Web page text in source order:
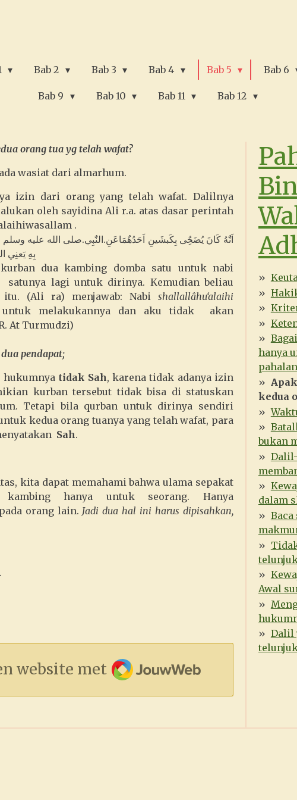
Bab 2 Bab 3 Bab 4 Bab 5 Bab 6
Bab 9 Bab 10 Bab 11 Bab 12
orang tua yg telah wafat?
wasiat dari almarhum.
izin dari orang yang telah wafat. Dalilnya
oleh sayidina Ali r.a. atas dasar perintah
.
اَنٌَهُ كَانَ يُضَحٌِى بِكَبشَينِ اَحَدُهٌمَاعَنِ.النٌَبِي.صلى الله عليه
بِهِ يَعنِي
dua kambing domba satu untuk nabi
satunya lagi untuk dirinya. Kemudian beliau
itu. (Ali ra) menjawab: Nabi shallallâhu‘alaihi
melakukannya dan aku tidak akan
At Turmudzi)
pendapat;
hukumnya tidak Sah, karena tidak adanya izin
kurban tersebut tidak bisa di statuskan
Tetapi bila qurban untuk dirinya sendiri
kedua orang tuanya yang telah wafat, para
Sah.
kita dapat memahami bahwa ulama sepakat
hanya untuk seorang. Hanya
orang lain. Jadi dua hal ini harus dipisahkan,
website met JouwWeb
hanya
kedua
bukan
dalam
Awal
Dalil